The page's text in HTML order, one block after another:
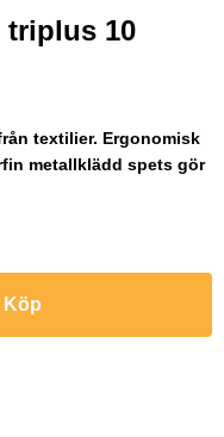
triplus 10
textilier. Ergonomisk
metallklädd spets gör
Köp